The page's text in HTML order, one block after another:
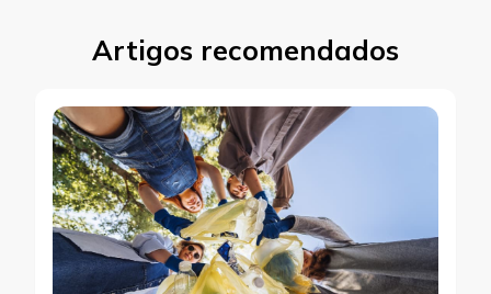
Artigos recomendados